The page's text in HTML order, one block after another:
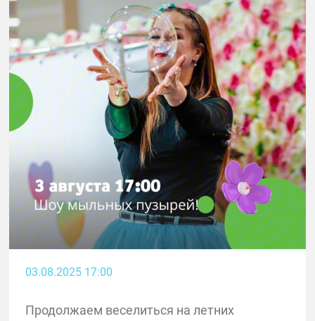
03.08.2025 17:00
Продолжаем веселиться на летних